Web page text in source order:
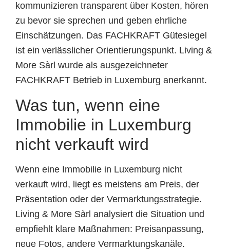
kommunizieren transparent über Kosten, hören
zu bevor sie sprechen und geben ehrliche
Einschätzungen. Das FACHKRAFT Gütesiegel
ist ein verlässlicher Orientierungspunkt. Living &
More Sàrl wurde als ausgezeichneter
FACHKRAFT Betrieb in Luxemburg anerkannt.
Was tun, wenn eine
Immobilie in Luxemburg
nicht verkauft wird
Wenn eine Immobilie in Luxemburg nicht
verkauft wird, liegt es meistens am Preis, der
Präsentation oder der Vermarktungsstrategie.
Living & More Sàrl analysiert die Situation und
empfiehlt klare Maßnahmen: Preisanpassung,
neue Fotos, andere Vermarktungskanäle.